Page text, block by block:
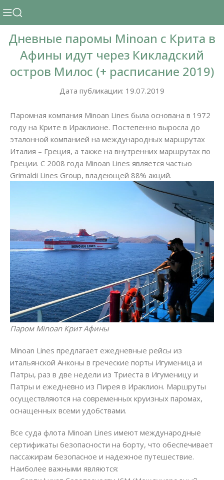
Дневные паромы Minoan с Крита в
Афины идут через Кикладский
остров Милос (+ расписание 2019)
Дата публикации: 19.07.2019
Паромная компания Minoan Lines была основана в 1972
году на Крите в Ираклионе. Постепенно выросла до
эталонной компанией на международных маршрутах
Италия – Греция, а также на внутренних маршрутах по
Греции. С 2008 года Minoan Lines является частью
Grimaldi Lines Group, владеющей 88% акций.
Паром Minoan Крит Афины
Minoan Lines предлагает ежедневные рейсы из
итальянской Анконы в греческие порты Игуменица и
Патры, раз в две недели из Триеста в Игуменицу и
Патры и ежедневно из Пирея в Ираклион. Маршруты
осуществляются на современных круизных паромах,
оснащенных всеми удобствами.
Все суда флота Minoan Lines имеют международные
сертификаты безопасности на борту, что обеспечивает
пассажирам безопасное и надежное путешествие.
Наиболее важными являются: